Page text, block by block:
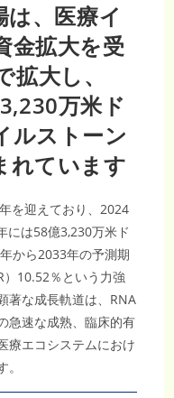
は、医療イ
金拡大を受
大し、
万米ド
ルストーン
れています
を迎えており、2024
には58億3,230万米ド
から2033年の予測期
）10.52％という力強
著な成長軌道は、RNA
急速な成熟、臨床的有
療エコシステムにおけ